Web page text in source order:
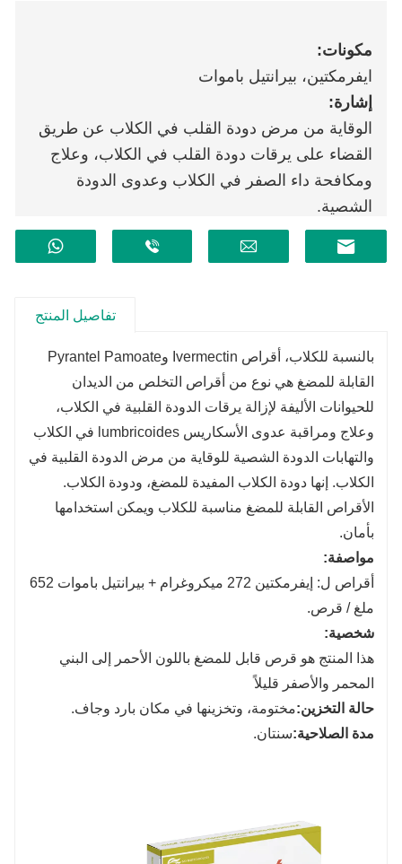
مكونات:
ايفرمكتين، بيرانتيل باموات
إشارة:
الوقاية من مرض دودة القلب في الكلاب عن طريق
القضاء على يرقات دودة القلب في الكلاب، وعلاج
ومكافحة داء الصفر في الكلاب وعدوى الدودة
الشصية.
تفاصيل المنتج
بالنسبة للكلاب، أقراص Ivermectin وPyrantel Pamoate
القابلة للمضغ هي نوع من أقراص التخلص من الديدان
للحيوانات الأليفة لإزالة يرقات الدودة القلبية في الكلاب،
وعلاج ومراقبة عدوى الأسكاريس lumbricoides في الكلاب
والتهابات الدودة الشصية للوقاية من مرض الدودة القلبية في
الكلاب. إنها دودة الكلاب المفيدة للمضغ، ودودة الكلاب.
الأقراص القابلة للمضغ مناسبة للكلاب ويمكن استخدامها
بأمان.
مواصفة:
أقراص ل: إيفرمكتين 272 ميكروغرام + بيرانتيل باموات 652
ملغ / قرص.
شخصية:
هذا المنتج هو قرص قابل للمضغ باللون الأحمر إلى البني
المحمر والأصفر قليلاً
حالة التخزين:مختومة، وتخزينها في مكان بارد وجاف.
مدة الصلاحية:سنتان.